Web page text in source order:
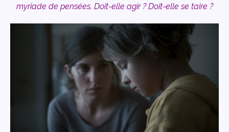
myriade de pensées. Doit-elle agir ? Doit-elle se taire ?